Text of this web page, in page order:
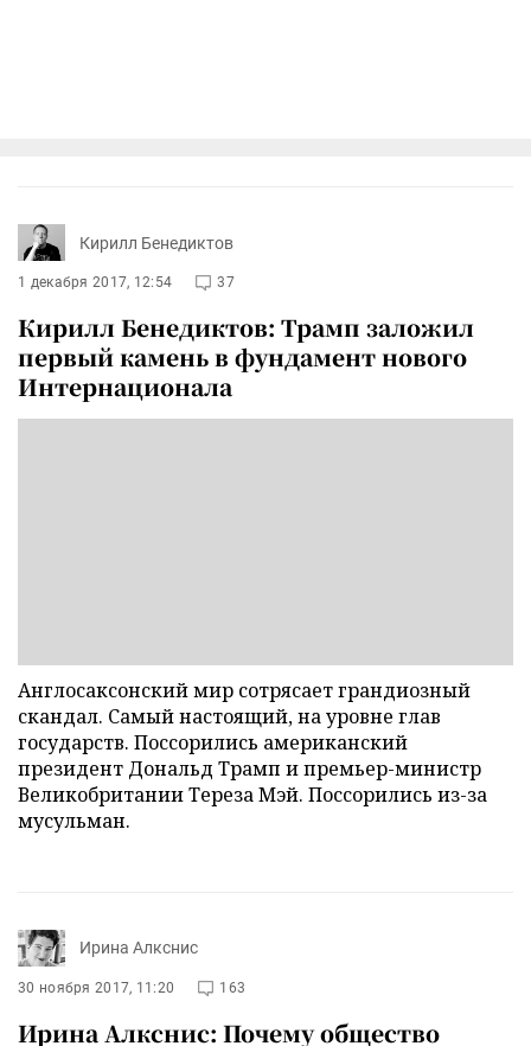
Кирилл Бенедиктов
1 декабря 2017, 12:54 37
Кирилл Бенедиктов: Трамп заложил
первый камень в фундамент нового
Интернационала
Англосаксонский мир сотрясает грандиозный
скандал. Самый настоящий, на уровне глав
государств. Поссорились американский
президент Дональд Трамп и премьер-министр
Великобритании Тереза Мэй. Поссорились из-за
мусульман.
Ирина Алкснис
30 ноября 2017, 11:20 163
Ирина Алкснис: Почему общество